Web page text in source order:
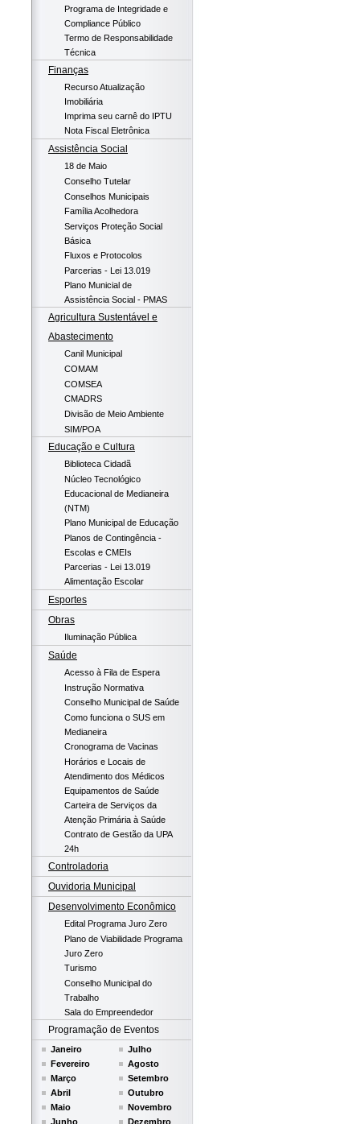
Programa de Integridade e
Compliance Público
Termo de Responsabilidade
Técnica
Finanças
Recurso Atualização
Imobiliária
Imprima seu carnê do IPTU
Nota Fiscal Eletrônica
Assistência Social
18 de Maio
Conselho Tutelar
Conselhos Municipais
Família Acolhedora
Serviços Proteção Social
Básica
Fluxos e Protocolos
Parcerias - Lei 13.019
Plano Municial de
Assistência Social - PMAS
Agricultura Sustentável e
Abastecimento
Canil Municipal
COMAM
COMSEA
CMADRS
Divisão de Meio Ambiente
SIM/POA
Educação e Cultura
Biblioteca Cidadã
Núcleo Tecnológico
Educacional de Medianeira
(NTM)
Plano Municipal de Educação
Planos de Contingência -
Escolas e CMEIs
Parcerias - Lei 13.019
Alimentação Escolar
Esportes
Obras
Iluminação Pública
Saúde
Acesso à Fila de Espera
Instrução Normativa
Conselho Municipal de Saúde
Como funciona o SUS em
Medianeira
Cronograma de Vacinas
Horários e Locais de
Atendimento dos Médicos
Equipamentos de Saúde
Carteira de Serviços da
Atenção Primária à Saúde
Contrato de Gestão da UPA
24h
Controladoria
Ouvidoria Municipal
Desenvolvimento Econômico
Edital Programa Juro Zero
Plano de Viabilidade Programa
Juro Zero
Turismo
Conselho Municipal do
Trabalho
Sala do Empreendedor
Programação de Eventos
Janeiro
Fevereiro
Março
Abril
Maio
Junho
Julho
Agosto
Setembro
Outubro
Novembro
Dezembro